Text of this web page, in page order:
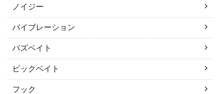
ノイジー
バイブレーション
バズベイト
ビックベイト
フック